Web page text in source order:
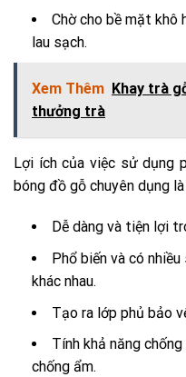
Chờ cho bề mặt khô
lau sạch.
Xem Thêm Khay trà
thưởng trà
Lợi ích của việc sử dụng
bóng đồ gỗ chuyên dụng
Dễ dàng và tiện lợi
Phổ biến và có
khác nhau.
Tạo ra lớp phủ bảo
Tính khả năng
chống ẩm.